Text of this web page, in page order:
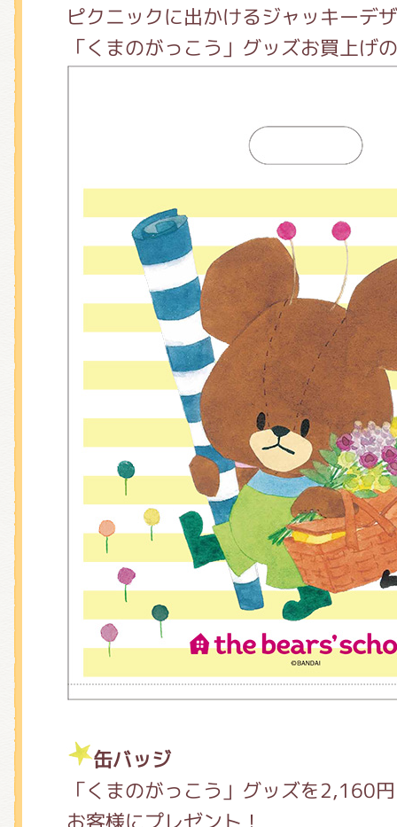
ピクニックに出かけるジャッキーデ
「くまのがっこう」グッズお買上げ
缶バッジ
「くまのがっこう」グッズを2,160
お客様にプレゼント！